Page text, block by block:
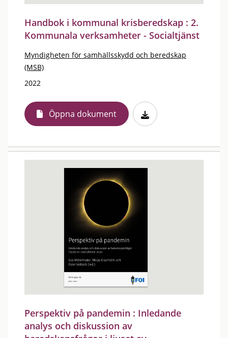
Handbok i kommunal krisberedskap : 2.
Kommunala verksamheter - Socialtjänst
Myndigheten för samhällsskydd och beredskap
(MSB)
2022
Öppna dokument
Perspektiv på pandemin : Inledande
analys och diskussion av